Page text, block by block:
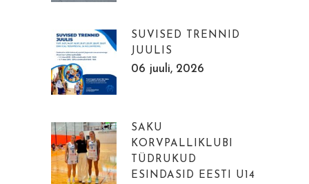
SUVISED TRENNID
JUULIS
06 juuli, 2026
SAKU
KORVPALLIKLUBI
TÜDRUKUD
ESINDASID EESTI U14